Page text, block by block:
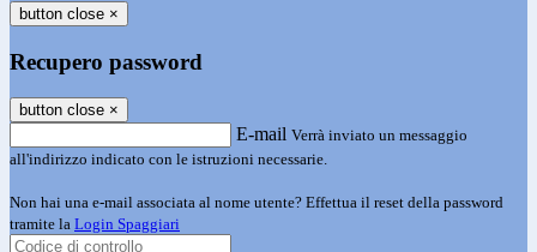
button close ×
Recupero password
button close ×
E-mail Verrà inviato un messaggio
all'indirizzo indicato con le istruzioni necessarie.
Non hai una e-mail associata al nome utente? Effettua il reset della password
tramite la Login Spaggiari